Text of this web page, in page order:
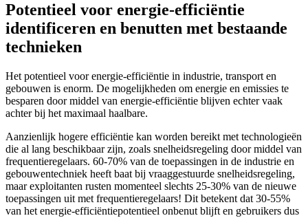
Potentieel voor energie-efficiëntie
identificeren en benutten met bestaande
technieken
Het potentieel voor energie-efficiëntie in industrie, transport en
gebouwen is enorm. De mogelijkheden om energie en emissies te
besparen door middel van energie-efficiëntie blijven echter vaak
achter bij het maximaal haalbare.
Aanzienlijk hogere efficiëntie kan worden bereikt met technologieën
die al lang beschikbaar zijn, zoals snelheidsregeling door middel van
frequentieregelaars. 60-70% van de toepassingen in de industrie en
gebouwentechniek heeft baat bij vraaggestuurde snelheidsregeling,
maar exploitanten rusten momenteel slechts 25-30% van de nieuwe
toepassingen uit met frequentieregelaars! Dit betekent dat 30-55%
van het energie-efficiëntiepotentieel onbenut blijft en gebruikers dus